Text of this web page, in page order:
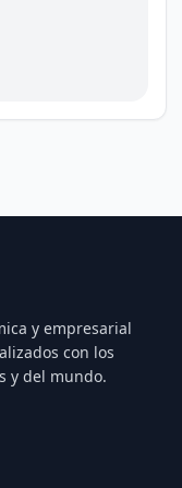
y empresarial
con los
y del mundo.